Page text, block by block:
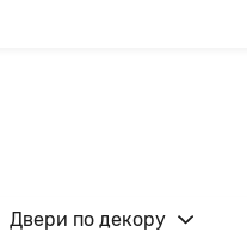
Двери по декору